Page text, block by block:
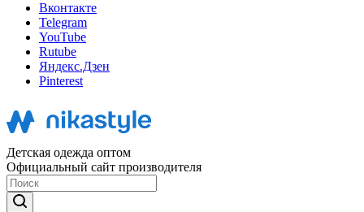
Вконтакте
Telegram
YouTube
Rutube
Яндекс.Дзен
Pinterest
Детская одежда оптом
Официальный сайт производителя